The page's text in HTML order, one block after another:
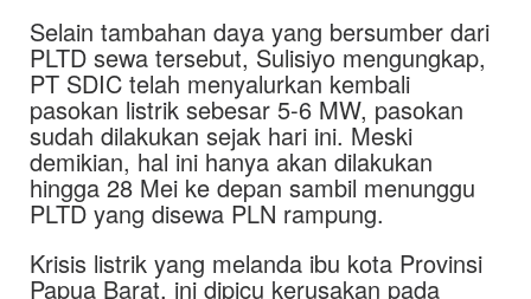
Selain tambahan daya yang bersumber dari
PLTD sewa tersebut, Sulisiyo mengungkap,
PT SDIC telah menyalurkan kembali
pasokan listrik sebesar 5-6 MW, pasokan
sudah dilakukan sejak hari ini. Meski
demikian, hal ini hanya akan dilakukan
hingga 28 Mei ke depan sambil menunggu
PLTD yang disewa PLN rampung.
Krisis listrik yang melanda ibu kota Provinsi
Papua Barat, ini dipicu kerusakan pada